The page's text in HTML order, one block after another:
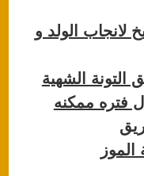
لانجاب الولد و
التونة الشهية
فتره ممكنه